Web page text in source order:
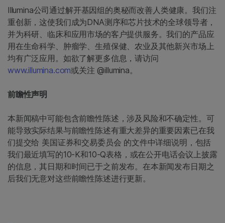
Illumina公司通过解开基因组的奥秘而改善人类健康。我们注
重创新，这使我们成为DNA测序和芯片技术的全球领导者，
并为科研、临床和应用市场的客户提供服务。我们的产品应
用在生命科学、肿瘤学、生殖保健、农业及其他新兴市场上
均有广泛应用。如欲了解更多信息，请访问
www.illumina.com或关注 @illumina。
前瞻性声明
本新闻稿中可能包含前瞻性陈述，涉及风险和不确定性。可
能导致实际结果与前瞻性陈述有重大差异的重要因素已在我
们提交给 美国证券和交易委员会 的文件中详细说明，包括
我们最近填写的10-K和10-Q表格，或在公开电话会议上披露
的信息，其日期和时间已于之前发布。在本新闻发布日期之
后我们无意对这些前瞻性陈述进行更新。